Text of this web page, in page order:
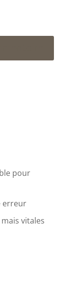
pour
erreur
vitales